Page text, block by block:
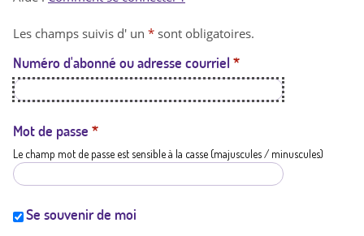
t
a
t
i
Les champs suivis d' un * sont obligatoires.
Numéro d'abonné ou adresse courriel *
Mot de passe *
Le champ mot de passe est sensible à la casse (majuscules / minuscules)
Se souvenir de moi